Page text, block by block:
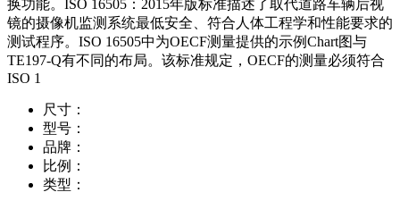
换功能。ISO 16505：2015年版标准描述了取代道路车辆后视
镜的摄像机监测系统最低安全、符合人体工程学和性能要求的
测试程序。ISO 16505中为OECF测量提供的示例Chart图与
TE197-Q有不同的布局。该标准规定，OECF的测量必须符合
ISO 1
尺寸：
型号：
品牌：
比例：
类型：